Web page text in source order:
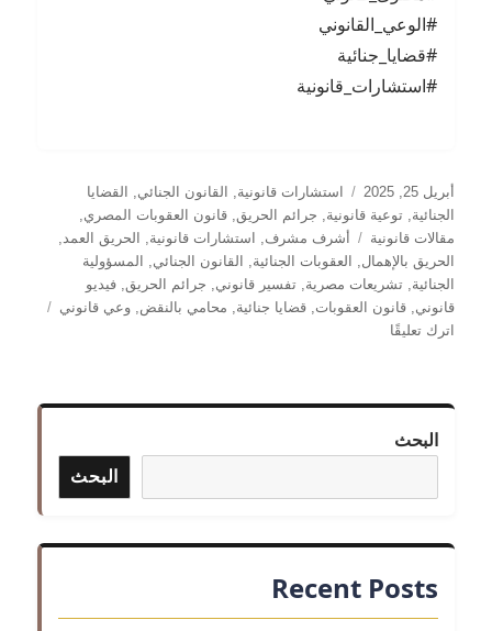
#الوعي_القانوني
#قضايا_جنائية
#استشارات_قانونية
نُشرت
في
أبريل 25, 2025 التصنيفات
استشارات قانونية القانون الجنائي
القضايا
الجنائية ,توعية قانونية جرائم الحريق ,قانون العقوبات المصري
مقالات قانونية
الوسوم
أشرف مشرف استشارات قانونية الحريق العمد
الحريق بالإهمال
العقوبات الجنائية القانون الجنائي
المسؤولية
الجنائية ,تشريعات مصرية ,تفسير قانوني جرائم الحريق ,فيديو
قانوني ,قانون العقوبات ,قضايا جنائية محامي بالنقض ,وعي قانوني
اترك تعليقًا
في
البحث
البحث
Recent Posts